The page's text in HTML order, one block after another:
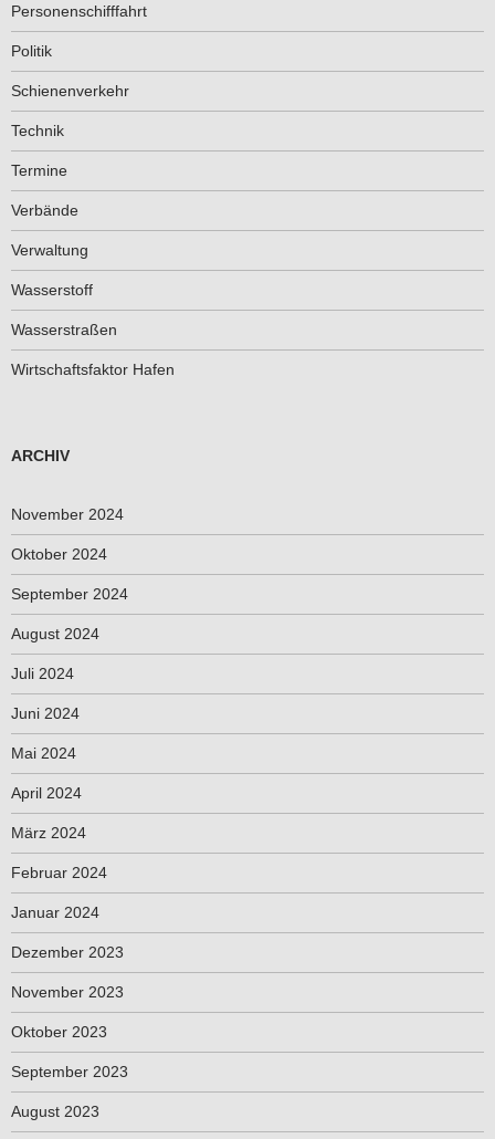
Personenschifffahrt
Politik
Schienenverkehr
Technik
Termine
Verbände
Verwaltung
Wasserstoff
Wasserstraßen
Wirtschaftsfaktor Hafen
ARCHIV
November 2024
Oktober 2024
September 2024
August 2024
Juli 2024
Juni 2024
Mai 2024
April 2024
März 2024
Februar 2024
Januar 2024
Dezember 2023
November 2023
Oktober 2023
September 2023
August 2023